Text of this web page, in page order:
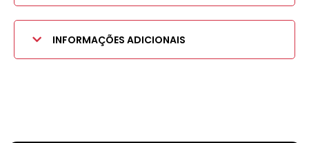
INFORMAÇÕES ADICIONAIS